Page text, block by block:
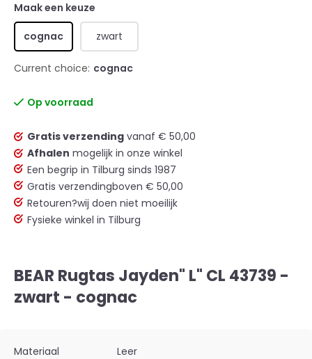
Maak een keuze
cognac zwart
Current choice: cognac
Op voorraad
Gratis verzending vanaf € 50,00
Afhalen mogelijk in onze winkel
Een begrip in Tilburg sinds 1987
Gratis verzendingboven € 50,00
Retouren?wij doen niet moeilijk
Fysieke winkel in Tilburg
BEAR Rugtas Jayden" L" CL 43739 -
zwart - cognac
Materiaal
Leer